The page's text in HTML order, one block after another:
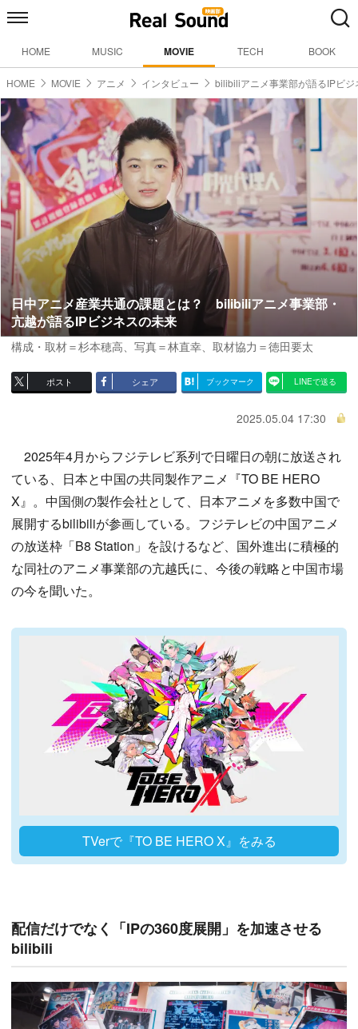
HOME MUSIC MOVIE TECH BOOK
HOME MOVIE アニメ インタビュー bilibiliアニメ事業部が語るIPビジ
日中アニメ産業共通の課題とは？ bilibiliアニメ事業部・
亢越が語るIPビジネスの未来
構成・取材＝杉本穂高、 写真＝林直幸、 取材協力＝徳田要太
ポスト シェア ブックマーク LINEで送る
2025.05.04 17:30
2025年4月からフジテレビ系列で日曜日の朝に放送され
ている、日本と中国の共同製作アニメ『TO BE HERO
X』。中国側の製作会社として、日本アニメを多数中国で
展開するbilibiliが参画している。フジテレビの中国アニメ
の放送枠「B8 Station」を設けるなど、国外進出に積極的
な同社のアニメ事業部の亢越氏に、今後の戦略と中国市場
の今を聞いた。
TVerで『TO BE HERO X』をみる
配信だけでなく「IPの360度展開」を加速させる
bilibili